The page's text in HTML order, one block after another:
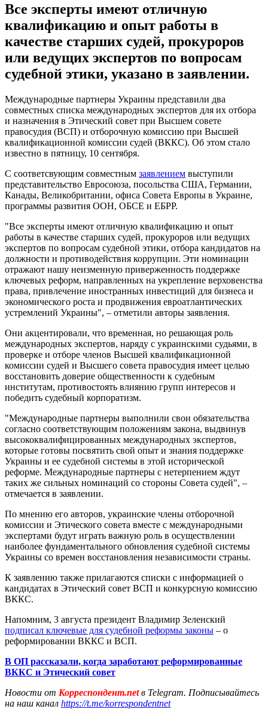
Все эксперты имеют отличную
квалификацию и опыт работы в
качестве старших судей, прокуроров
или ведущих экспертов по вопросам
судебной этики, указано в заявлении.
Международные партнеры Украины представили два
совместных списка международных экспертов для их отбора
и назначения в Этический совет при Высшем совете
правосудия (ВСП) и отборочную комиссию при Высшей
квалификационной комиссии судей (ВККС). Об этом стало
известно в пятницу, 10 сентября.
С соответсвующим совместным заявлением выступили
представительство Евросоюза, посольства США, Германии,
Канады, Великобритании, офиса Совета Европы в Украине,
программы развития ООН, ОБСЕ и ЕБРР.
"Все эксперты имеют отличную квалификацию и опыт
работы в качестве старших судей, прокуроров или ведущих
экспертов по вопросам судебной этики, отбора кандидатов на
должности и противодействия коррупции. Эти номинации
отражают нашу неизменную приверженность поддержке
ключевых реформ, направленных на укрепление верховенства
права, привлечение иностранных инвестиций для бизнеса и
экономического роста и продвижения евроатлантических
устремлений Украины", – отметили авторы заявления.
Они акцентировали, что временная, но решающая роль
международных экспертов, наряду с украинскими судьями, в
проверке и отборе членов Высшей квалификационной
комиссии судей и Высшего совета правосудия имеет целью
восстановить доверие общественности к судебным
институтам, противостоять влиянию групп интересов и
победить судебный корпоратизм.
"Международные партнеры выполнили свои обязательства
согласно соответствующим положениям закона, выдвинув
высококвалифицированных международных экспертов,
которые готовы посвятить свой опыт и знания поддержке
Украины и ее судебной системы в этой исторической
реформе. Международные партнеры с нетерпением ждут
таких же сильных номинаций со стороны Совета судей", –
отмечается в заявлении.
По мнению его авторов, украинские члены отборочной
комиссии и Этического совета вместе с международными
экспертами будут играть важную роль в осуществлении
наиболее фундаментального обновления судебной системы
Украины со времен восстановления независимости страны.
К заявлению также прилагаются списки с информацией о
кандидатах в Этический совет ВСП и конкурсную комиссию
ВККС.
Напомним, 3 августа президент Владимир Зеленский
подписал ключевые для судебной реформы законы – о
реформировании ВККС и ВСП.
В ОП рассказали, когда заработают реформированные
ВККС и Этический совет
Новости от Корреспондент.netв Telegram. Подписывайтесь
на наш канал https://t.me/korrespondentnet